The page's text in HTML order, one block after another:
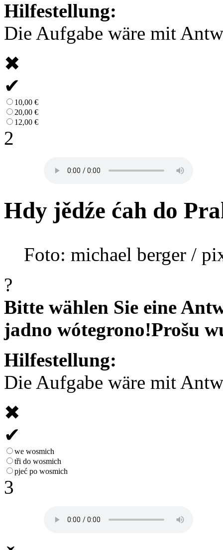
Hilfestellung:
Die Aufgabe wäre mit
✖
✔
10,00 €
20,00 €
12,00 €
2
Hdy jědźe ćah do
Foto: michael berger /
?
Bitte wählen Sie eine
jadno wótegrono!Prošu
Hilfestellung:
Die Aufgabe wäre mit
✖
✔
we wosmich
tři do wosmich
pjeć po wosmich
3